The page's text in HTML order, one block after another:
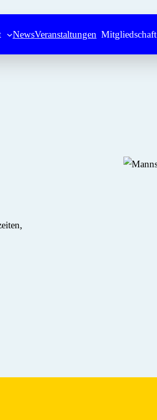
NewsVeranstaltungen Mitgliedschaft